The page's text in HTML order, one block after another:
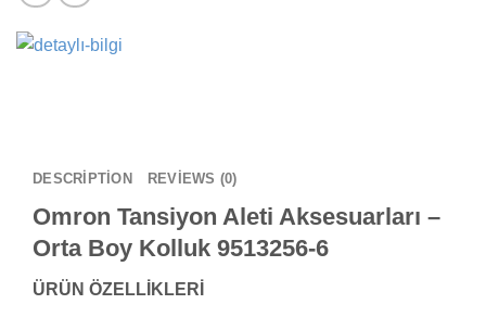
DESCRIPTION REVIEWS (0)
Omron Tansiyon Aleti Aksesuarları –
Orta Boy Kolluk 9513256-6
ÜRÜN ÖZELLİKLERİ